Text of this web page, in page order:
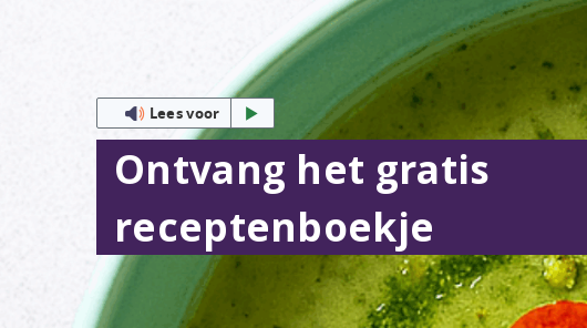
Lees voor
Ontvang het gratis
receptenboekje